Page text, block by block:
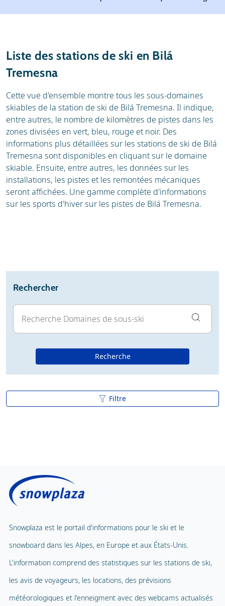
Location
Location de ski
Liste des stations de ski en Bilá
Tremesna
Cette vue d'ensemble montre tous les sous-domaines
skiables de la station de ski de Bilá Tremesna. Il indique,
entre autres, le nombre de kilomètres de pistes dans les
zones divisées en vert, bleu, rouge et noir. Des
informations plus détaillées sur les stations de ski de Bilá
Tremesna sont disponibles en cliquant sur le domaine
skiable. Ensuite, entre autres, les données sur les
installations, les pistes et les remontées mécaniques
seront affichées. Une gamme complète d'informations
sur les sports d'hiver sur les pistes de Bilá Tremesna.
Rechercher
Recherche
Filtre
Snowplaza est le portail d'informations pour le ski et le
snowboard dans les Alpes, en Europe et aux États-Unis.
L'information comprend des statistiques sur les stations de ski,
les avis de voyageurs, les locations, des prévisions
météorologiques et l'enneigment avec des webcams actualisés